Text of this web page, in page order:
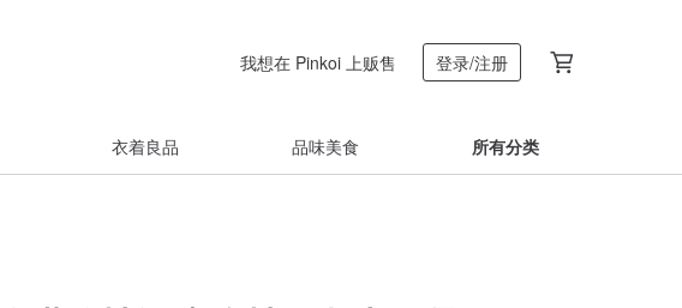
我想在 Pinkoi 上贩售 登录/注册
衣着良品 品味美食 所有分类